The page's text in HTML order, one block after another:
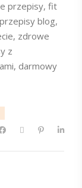
przepisy, fit
blog,
zdrowe
z
darmowy